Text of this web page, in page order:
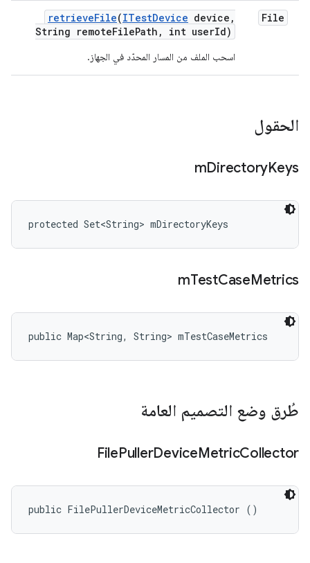
File
retrieveFile(ITestDevice device ,
String remoteFilePath , int userId)
اسحب الملف من المسار المحدّد في الجهاز.
الحقول
mDirectoryKeys
protected Set<String> mDirectoryKeys
mTestCaseMetrics
public Map<String, String> mTestCaseMetrics
طُرق وضع التصميم العامة
FilePullerDeviceMetricCollector
public FilePullerDeviceMetricCollector ()